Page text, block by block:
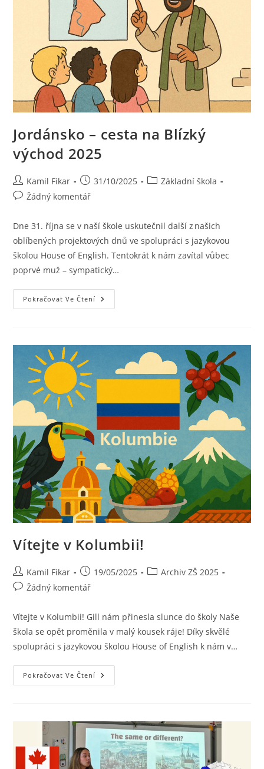
Jordánsko – cesta na Blízký
východ 2025
Kamil Fikar 31/10/2025
Základní škola
Žádný komentář
Dne 31. října se v naší škole uskutečnil další z našich
oblíbených projektových dnů ve spolupráci s jazykovou
školou House of English. Tentokrát k nám zavítal vůbec
poprvé muž – sympatický…
Pokračovat Ve Čtení
Vítejte v Kolumbii!
Kamil Fikar 19/05/2025
Archiv ZŠ 2025
Žádný komentář
Vítejte v Kolumbii! Gill nám přinesla slunce do školy Naše
škola se opět proměnila v malý kousek ráje! Díky skvělé
spolupráci s jazykovou školou House of English k nám v…
Pokračovat Ve Čtení